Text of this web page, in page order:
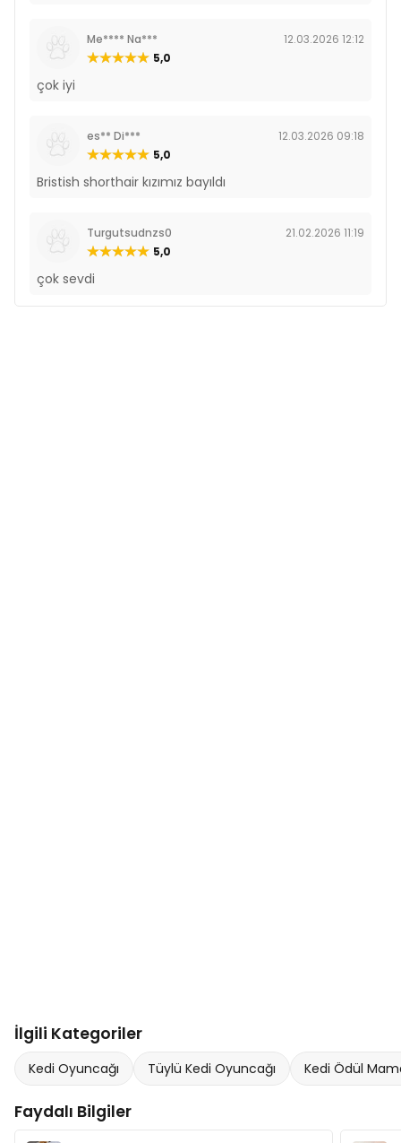
Me**** Na***
12.03.2026 12:12
5,0
çok iyi
es** Di***
12.03.2026 09:18
5,0
Bristish shorthair kızımız bayıldı
Turgutsudnzs0
21.02.2026 11:19
5,0
çok sevdi
İlgili Kategoriler
Kedi Oyuncağı Tüylü Kedi Oyuncağı Kedi Ödül
Faydalı Bilgiler